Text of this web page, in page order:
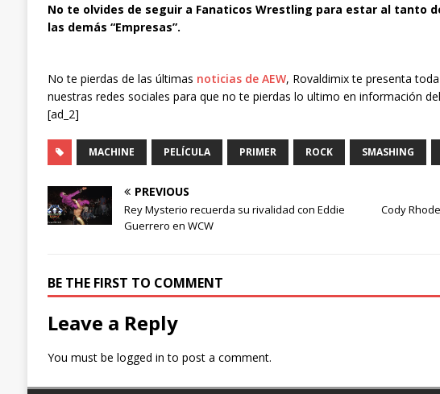
No te olvides de seguir a Fanaticos Wrestling para estar al tanto
las demás “Empresas”.
No te pierdas de las últimas noticias de AEW, Rovaldimix te presenta
nuestras redes sociales para que no te pierdas lo ultimo en información
[ad_2]
MACHINE PELÍCULA PRIMER ROCK SMASHING
PREVIOUS
Rey Mysterio recuerda su rivalidad con Eddie
Guerrero en WCW
Cody
BE THE FIRST TO COMMENT
Leave a Reply
You must be logged in to post a comment.